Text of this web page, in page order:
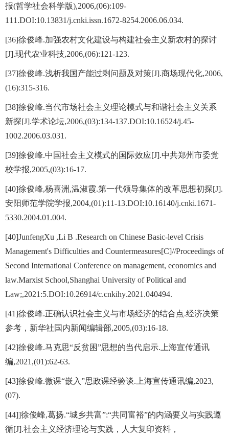
报(哲学社会科学版),2006,(06):109-
111.DOI:10.13831/j.cnki.issn.1672-8254.2006.06.034.
[36]徐俊峰.加强农村文化建设与构建社会主义新农村的探讨
[J].现代农业科技,2006,(06):121-123.
[37]徐俊峰.浅析我国产能过剩问题及对策[J].商场现代化,2006,
(16):315-316.
[38]徐俊峰.当代市场社会主义理论模式与和谐社会主义关系
新探[J].学术论坛,2006,(03):134-137.DOI:10.16524/j.45-
1002.2006.03.031.
[39]徐俊峰.中国社会主义模式的国际效应[J].中共郑州市委党
校学报,2005,(03):16-17.
[40]徐俊峰,杨喜洲,温淑霞.第一代领导集体的改革思想初探[J].
安阳师范学院学报,2004,(01):11-13.DOI:10.16140/j.cnki.1671-
5330.2004.01.004.
[40]JunfengXu ,Li B .Research on Chinese Basic-level Crisis
Management's Difficulties and Countermeasures[C]//Proceedings of
Second International Conference on management, economics and
law.Marxist School,Shanghai University of Political and
Law;,2021:5.DOI:10.26914/c.cnkihy.2021.040494.
[41]徐俊峰.正确认识社会主义与市场经济的结合点.经济决策
参考，新华社国内新闻编辑部,2005,(03):16-18.
[42]徐俊峰.马克思“反贫困”思想的当代启示.上海宣传通讯
编,2021,(01):62-63.
[43]徐俊峰.微课“嵌⼊”思政课经验谈.上海宣传通讯编,2023,
(07).
[44]]徐俊峰,葛扬.“城乡共富”:“共同富裕”的内涵要义与实践遵
循[J].社会主义经济理论与实践，人大复印资料，